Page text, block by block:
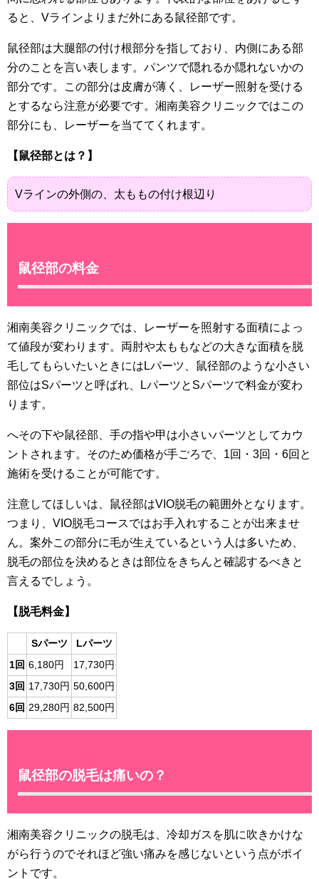
ると、Vラインよりまだ外にある鼠径部です。
鼠径部は大腿部の付け根部分を指しており、内側にある部
分のことを言い表します。パンツで隠れるか隠れないかの
部分です。この部分は皮膚が薄く、レーザー照射を受ける
とするなら注意が必要です。湘南美容クリニックではこの
部分にも、レーザーを当ててくれます。
【鼠径部とは？】
Vラインの外側の、太ももの付け根辺り
鼠径部の料金
湘南美容クリニックでは、レーザーを照射する面積によっ
て値段が変わります。両肘や太ももなどの大きな面積を脱
毛してもらいたいときにはLパーツ、鼠径部のような小さい
部位はSパーツと呼ばれ、LパーツとSパーツで料金が変わ
ります。
へその下や鼠径部、手の指や甲は小さいパーツとしてカウ
ントされます。そのため価格が手ごろで、1回・3回・6回と
施術を受けることが可能です。
注意してほしいは、鼠径部はVIO脱毛の範囲外となります。
つまり、VIO脱毛コースではお手入れすることが出来ませ
ん。案外この部分に毛が生えているという人は多いため、
脱毛の部位を決めるときは部位をきちんと確認するべきと
言えるでしょう。
【脱毛料金】
Sパーツ
Lパーツ
1回 6,180円
17,730円
3回 17,730円 50,600円
6回 29,280円 82,500円
鼠径部の脱毛は痛いの？
湘南美容クリニックの脱毛は、冷却ガスを肌に吹きかけな
がら行うのでそれほど強い痛みを感じないという点がポイ
ントです。